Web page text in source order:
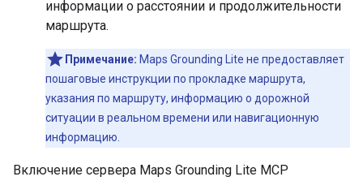
информации о расстоянии и продолжительности
маршрута.
Примечание: Maps Grounding Lite не предоставляет
пошаговые инструкции по прокладке маршрута,
указания по маршруту, информацию о дорожной
ситуации в реальном времени или навигационную
информацию.
Включение сервера Maps Grounding Lite MCP